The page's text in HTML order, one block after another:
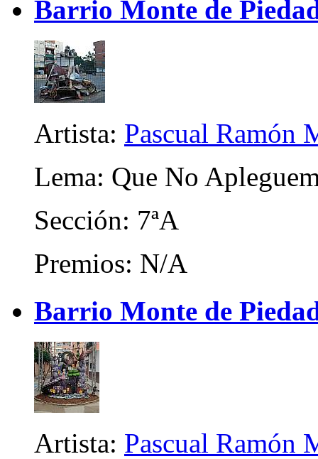
Barrio Monte de
Artista: Pascual Ramón
Lema: Que No
Sección: 7ªA
Premios: N/A
Barrio Monte de
Artista: Pascual Ramón